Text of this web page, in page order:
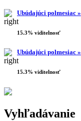
Ubúdajúci polmesiac »
15.3% viditelnosť
Ubúdajúci polmesiac »
15.3% viditelnosť
Vyhľadávanie